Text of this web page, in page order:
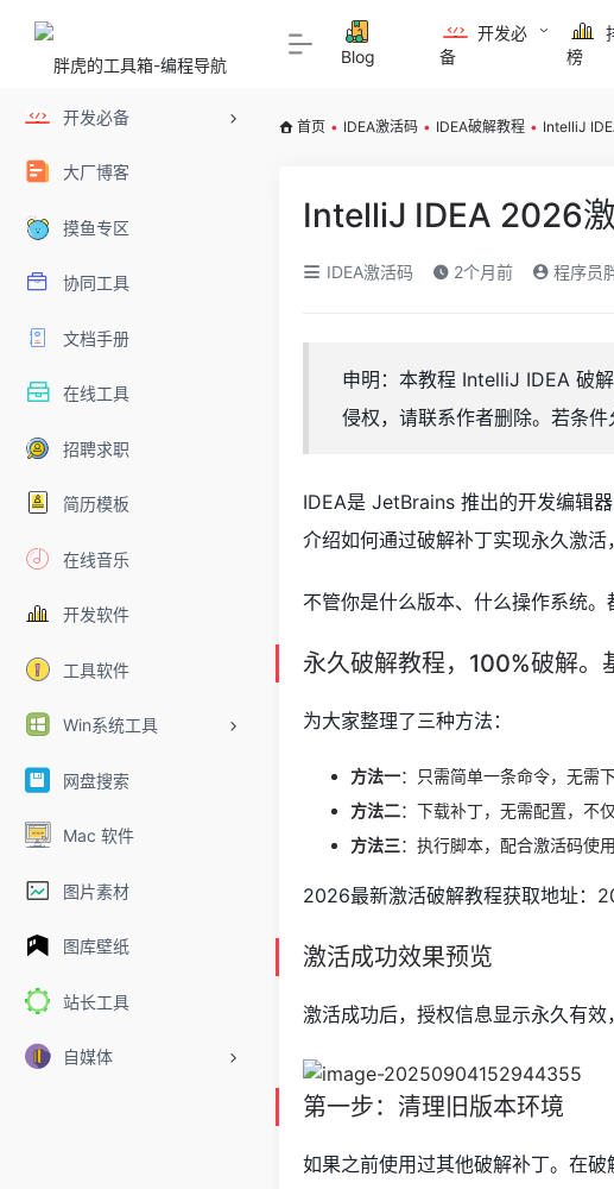
开发必备
大厂博客
摸鱼专区
协同工具
文档手册
在线工具
招聘求职
简历模板
在线音乐
开发软件
工具软件
Win系统工具
网盘搜索
Mac 软件
图片素材
图库壁纸
站长工具
自媒体
Blog
开发必
备
榜
首页 • IDEA激活码 • IDEA破解教程 • IntelliJ
IntelliJ IDEA 2026
IDEA激活码 2个月前 程序员
申明：本教程 IntelliJ IDEA 破
侵权，请联系作者删除。若条件
IDEA是 JetBrains 推出的开发编辑
介绍如何通过破解补丁实现永久激活
不管你是什么版本、什么操作系统。
永久破解教程，100%破解。
为大家整理了三种方法：
方法一：只需简单一条命令，无需
方法二：下载补丁，无需配置，不
方法三：执行脚本，配合激活码使用
2026最新激活破解教程获取地址：
激活成功效果预览
激活成功后，授权信息显示永久有
第一步：清理旧版本环境
如果之前使用过其他破解补丁。在破